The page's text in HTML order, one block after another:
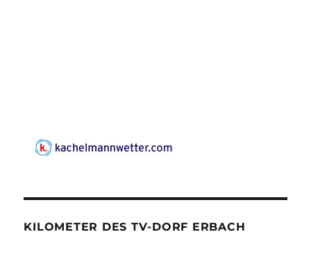
KILOMETER DES TV-DORF ERBACH